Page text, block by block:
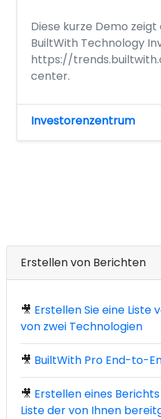
Diese kurze Demo
BuiltWith Technology
https://
center.
Investorenzentrum
Erstellen von Berichten
🎥 Erstellen Sie eine Liste
von zwei Technologien
🎥 BuiltWith Pro End-to-
🎥 Erstellen eines
Liste der von Ihnen